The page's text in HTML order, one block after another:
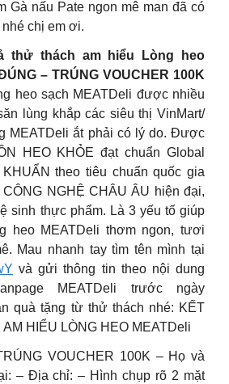
Gà nấu Pate ngon mê man đã có
chị em ơi.
thử thách am hiểu Lòng heo
– TRÚNG VOUCHER 100K
heo sạch MEATDeli được nhiều
lùng khắp các siêu thị VinMart/
MEATDeli ắt phải có lý do. Được
HEO KHỎE đạt chuẩn Global
theo tiêu chuẩn quốc gia
NGHỆ CHÂU ÂU hiện đại,
sinh thực phẩm. Là 3 yếu tố giúp
heo MEATDeli thơm ngon, tươi
Mau nhanh tay tìm tên mình tại
và gửi thông tin theo nội dung
MEATDeli trước ngày
quà tặng từ thử thách nhé: KẾT
HIỂU LÒNG HEO MEATDeli
VOUCHER 100K – Họ và
– Địa chỉ: – Hình chụp rõ 2 mặt